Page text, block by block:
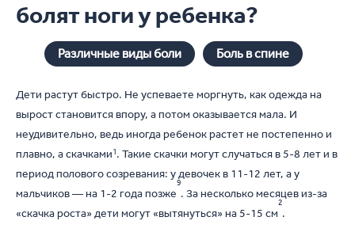
болят ноги у ребенка?
Различные виды боли Боль в спине
Дети растут быстро. Не успеваете моргнуть, как одежда на
вырост становится впору, а потом оказывается мала. И
неудивительно, ведь иногда ребенок растет не постепенно и
плавно, а скачками1. Такие скачки могут случаться в 5-8 лет и в
период полового созревания: у девочек в 11-12 лет, а у
мальчиков — на 1-2 года позже
9
. За несколько месяцев из-за
«скачка роста» дети могут «вытянуться» на 5-15 см
2
.